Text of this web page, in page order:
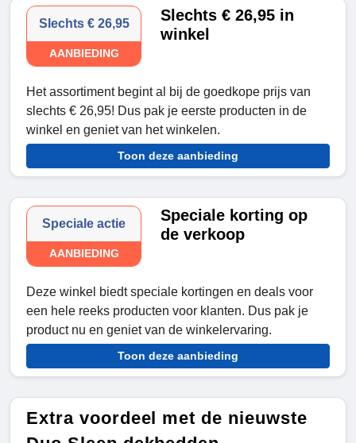
Slechts € 26,95
AANBIEDING
Slechts € 26,95 in
winkel
Het assortiment begint al bij de goedkope prijs van
slechts € 26,95! Dus pak je eerste producten in de
winkel en geniet van het winkelen.
Toon deze aanbieding
Speciale actie
AANBIEDING
Speciale korting op
de verkoop
Deze winkel biedt speciale kortingen en deals voor
een hele reeks producten voor klanten. Dus pak je
product nu en geniet van de winkelervaring.
Toon deze aanbieding
Extra voordeel met de nieuwste